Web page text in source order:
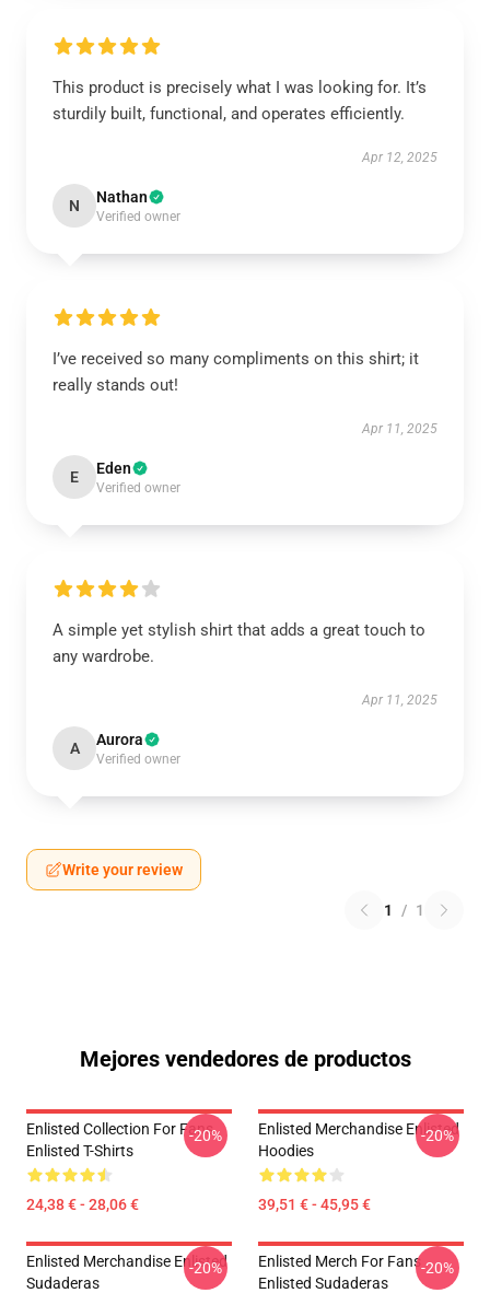
This product is precisely what I was looking for. It’s
sturdily built, functional, and operates efficiently.
Apr 12, 2025
N Nathan
Verified owner
I’ve received so many compliments on this shirt; it
really stands out!
Apr 11, 2025
E Eden
Verified owner
A simple yet stylish shirt that adds a great touch to
any wardrobe.
Apr 11, 2025
A Aurora
Verified owner
Write your review
1 / 1
Mejores vendedores de productos
Enlisted Collection For Fans
Enlisted T-Shirts
24,38 € - 28,06 €
-20%
Enlisted Merchandise Enlisted
Hoodies
39,51 € - 45,95 €
-20%
Enlisted Merchandise Enlisted
Sudaderas
-20%
Enlisted Merch For Fans
Enlisted Sudaderas
-20%